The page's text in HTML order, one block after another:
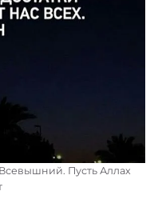
Пусть Аллах